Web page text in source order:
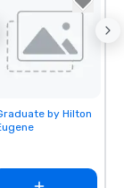
Removed from
favorites
by Hilton